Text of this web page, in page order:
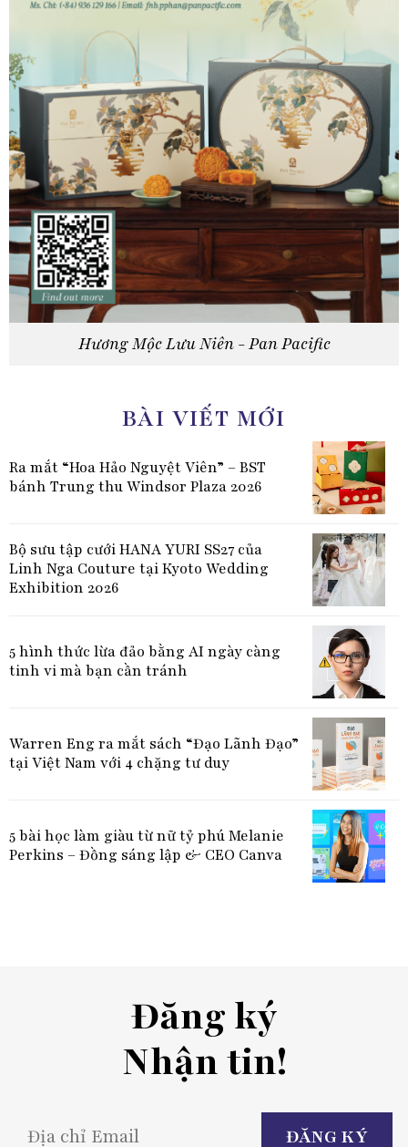
Hương Mộc Lưu Niên - Pan Pacific
BÀI VIẾT MỚI
Ra mắt “Hoa Hảo Nguyệt Viên” – BST
bánh Trung thu Windsor Plaza 2026
Bộ sưu tập cưới HANA YURI SS27 của
Linh Nga Couture tại Kyoto Wedding
Exhibition 2026
5 hình thức lừa đảo bằng AI ngày càng
tinh vi mà bạn cần tránh
Warren Eng ra mắt sách “Đạo Lãnh Đạo”
tại Việt Nam với 4 chặng tư duy
5 bài học làm giàu từ nữ tỷ phú Melanie
Perkins – Đồng sáng lập & CEO Canva
Đăng ký
Nhận tin!